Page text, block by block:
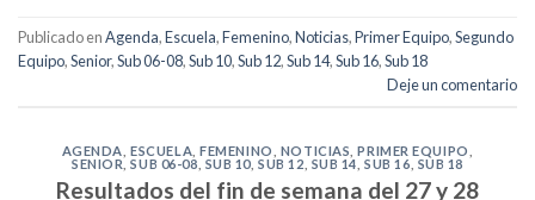
Publicado enAgenda,Escuela,Femenino,Noticias,Primer Equipo,Segundo
Equipo,Senior,Sub 06-08,Sub 10,Sub 12,Sub 14,Sub 16,Sub 18
Deje un comentario
AGENDA ,ESCUELA ,FEMENINO NOTICIAS ,PRIMER EQUIPO
SENIOR,SUB 06-08 SUB 10 ,SUB 12 SUB 14 ,SUB 16 SUB 18
Resultados del fin de semana del 27 y 28